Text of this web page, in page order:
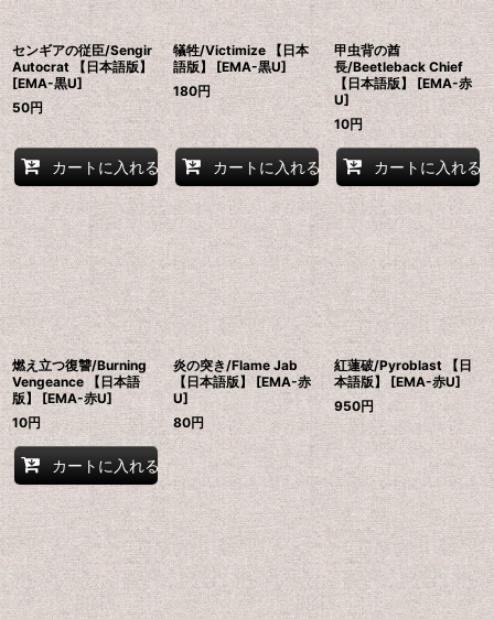
センギアの従臣/Sengir
Autocrat 【日本語版】
[EMA-黒U]
50円
カートに入れる
犠牲/Victimize 【日本
語版】 [EMA-黒U]
180円
カートに入れる
甲虫背の酋
長/Beetleback Chief
【日本語版】 [EMA-赤
U]
10円
カートに入れる
燃え立つ復讐/Burning
Vengeance 【日本語
版】 [EMA-赤U]
10円
カートに入れる
炎の突き/Flame Jab
【日本語版】 [EMA-赤
U]
80円
紅蓮破/Pyroblast 【日
本語版】 [EMA-赤U]
950円